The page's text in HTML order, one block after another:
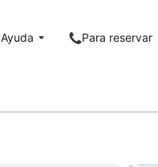
Ayuda Para reservar